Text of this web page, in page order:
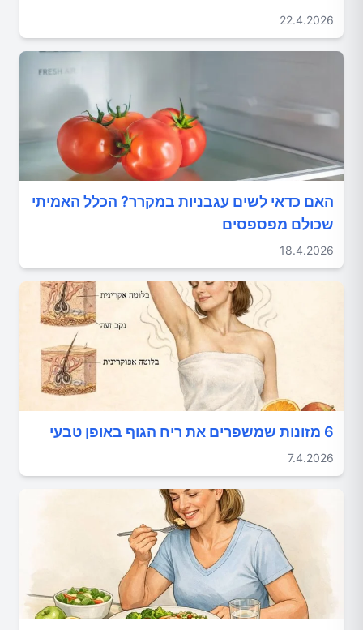
22.4.2026
האם כדאי לשים עגבניות במקרר? הכלל האמיתי
שכולם מפספסים
18.4.2026
6 מזונות שמשפרים את ריח הגוף באופן טבעי
7.4.2026